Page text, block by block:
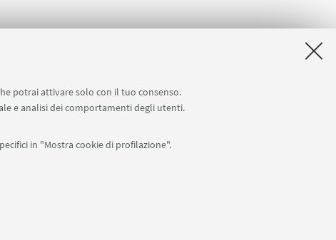
potrai attivare solo con il tuo consenso.
e analisi dei comportamenti degli utenti.
in "Mostra cookie di profilazione".
della Salute – EFSA Focal Point